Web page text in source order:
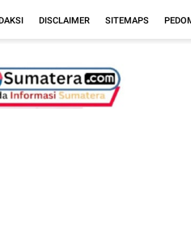
DISCLAIMER SITEMAPS